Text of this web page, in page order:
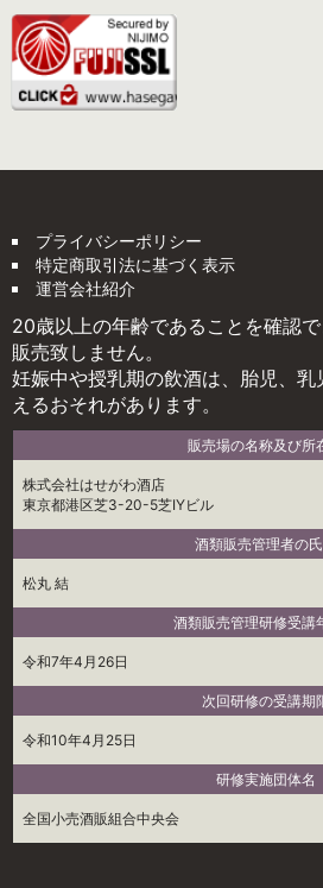
プライバシーポリシー
特定商取引法に基づく表示
運営会社紹介
20歳以上の年齢であることを確認
販売致しません。
妊娠中や授乳期の飲酒は、胎児、
えるおそれがあります。
販売場の名称及び所
株式会社はせがわ酒店
東京都港区芝3-20-5芝IYビル
酒類販売管理者の
松丸 結
酒類販売管理研修受講
令和7年4月26日
次回研修の受講期
令和10年4月25日
研修実施団体名
全国小売酒販組合中央会